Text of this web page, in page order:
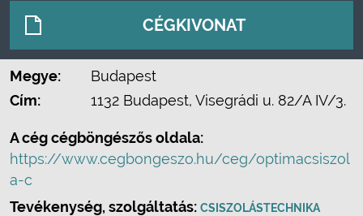
CÉGKIVONAT
Megye:
Budapest
Cím:
1132 Budapest, Visegrádi u. 82/A IV/3.
A cég cégböngészős oldala:
https://www.cegbongeszo.hu/ceg/optimacsiszol
a-c
Tevékenység, szolgáltatás: CSISZOLÁSTECHNIKA